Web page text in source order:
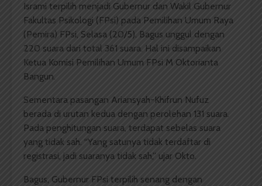
Isrami terpilih menjadi Gubernur dan Wakil Gubernur
Fakultas Psikologi (FPsi) pada Pemilihan Umum Raya
(Pemira) FPsi, Selasa (20/5). Bagus unggul dengan
220 suara dari total 361 suara. Hal ini disampaikan
Ketua Komisi Pemilihan Umum FPsi M Oktorianta
Bangun.
Sementara pasangan Ariansyah-Khifrun Nufuz
berada di urutan kedua dengan perolehan 131 suara.
Pada penghitungan suara, terdapat sebelas suara
yang tidak sah. “Yang satunya tidak terdaftar di
registrasi, jadi suaranya tidak sah,” ujar Okto.
Bagus, Gubernur FPsi terpilih senang dengan